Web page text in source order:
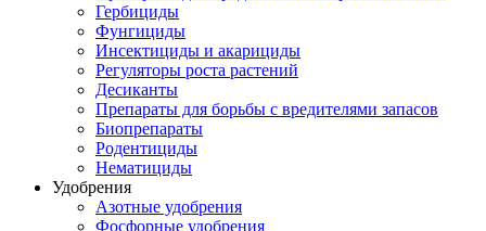
Гербициды
Фунгициды
Инсектициды и акарициды
Регуляторы роста растений
Десиканты
Препараты для борьбы с вредителями запасов
Биопрепараты
Родентициды
Нематициды
Удобрения
Азотные удобрения
Фосфорные удобрения